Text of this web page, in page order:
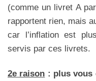
(comme un livret A
rapportent rien, mais
car l’inflation est
servis par ces livrets.
2e raison : plus vous